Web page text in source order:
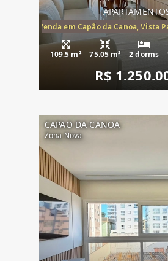
Mar à Venda em Capão da Canoa, Vista
109.5 m² 75.05 m² 2 dorms
R$
CAPAO DA CANOA
Zona Nova